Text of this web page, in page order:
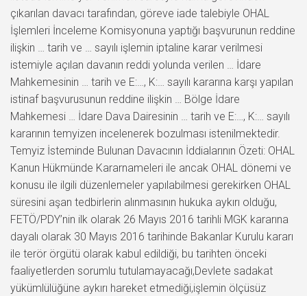
çıkarılan davacı tarafından, göreve iade talebiyle OHAL
İşlemleri İnceleme Komisyonuna yaptığı başvurunun reddine
ilişkin … tarih ve … sayılı işlemin iptaline karar verilmesi
istemiyle açılan davanın reddi yolunda verilen … İdare
Mahkemesinin … tarih ve E:…, K:… sayılı kararına karşı yapılan
istinaf başvurusunun reddine ilişkin … Bölge İdare
Mahkemesi … İdare Dava Dairesinin … tarih ve E:…, K:… sayılı
kararının temyizen incelenerek bozulması istenilmektedir.
Temyiz İsteminde Bulunan Davacının İddialarının Özeti: OHAL
Kanun Hükmünde Kararnameleri ile ancak OHAL dönemi ve
konusu ile ilgili düzenlemeler yapılabilmesi gerekirken OHAL
süresini aşan tedbirlerin alınmasının hukuka aykırı olduğu,
FETÖ/PDY’nin ilk olarak 26 Mayıs 2016 tarihli MGK kararına
dayalı olarak 30 Mayıs 2016 tarihinde Bakanlar Kurulu kararı
ile terör örgütü olarak kabul edildiği, bu tarihten önceki
faaliyetlerden sorumlu tutulamayacağı,Devlete sadakat
yükümlülüğüne aykırı hareket etmediği,işlemin ölçüsüz